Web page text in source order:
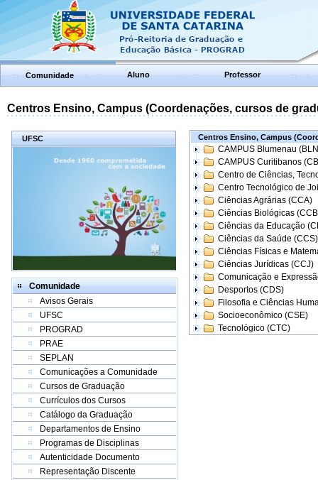
Comunidade Aluno Professor
Centros Ensino, Campus (Coordenações, cursos de
UFSC
Comunidade
Avisos Gerais
UFSC
PROGRAD
PRAE
SEPLAN
Comunicações a Comunidade
Cursos de Graduação
Currículos dos Cursos
Catálogo da Graduação
Departamentos de Ensino
Programas de Disciplinas
Autenticidade Documento
Representação Discente
Centros Ensino, Campus
CAMPUS Blumenau
CAMPUS Curitibanos
Centro de Ciências,
Centro Tecnológico de
Ciências Agrárias (CCA)
Ciências Biológicas
Ciências da Educação
Ciências da Saúde (CCS)
Ciências Físicas e
Ciências Jurídicas (CCJ)
Comunicação e
Desportos (CDS)
Filosofia e Ciências
Socioeconômico (CSE)
Tecnológico (CTC)